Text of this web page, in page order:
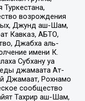
возрождения
Джунд аш-Шам,
Кавказ, АБТО,
Джабха аль-
имени К.
Субхану уа
джамаата Ат-
Джамаат, Рохнамо
сообщество
Тахрир аш-Шам,